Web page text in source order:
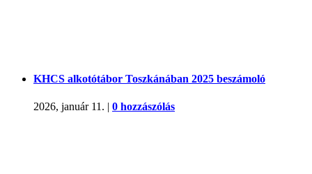
KHCS alkotótábor Toszkánában 2025 beszámoló
2026, január 11. | 0 hozzászólás